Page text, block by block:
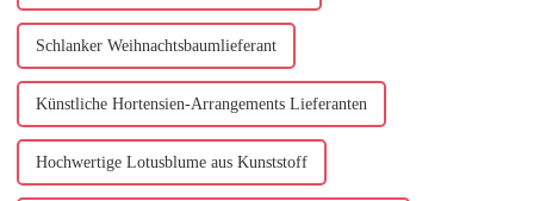
Schlanker Weihnachtsbaumlieferant
Künstliche Hortensien-Arrangements Lieferanten
Hochwertige Lotusblume aus Kunststoff